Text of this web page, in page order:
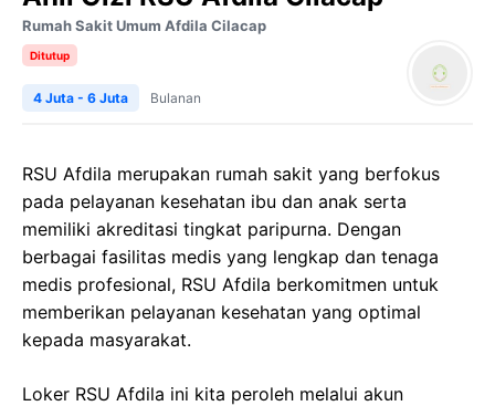
Rumah Sakit Umum Afdila Cilacap
Ditutup
4 Juta - 6 Juta Bulanan
RSU Afdila merupakan rumah sakit yang berfokus
pada pelayanan kesehatan ibu dan anak serta
memiliki akreditasi tingkat paripurna. Dengan
berbagai fasilitas medis yang lengkap dan tenaga
medis profesional, RSU Afdila berkomitmen untuk
memberikan pelayanan kesehatan yang optimal
kepada masyarakat.
Loker RSU Afdila ini kita peroleh melalui akun